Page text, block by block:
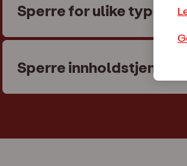
Sperre for ulike typer
Sperre